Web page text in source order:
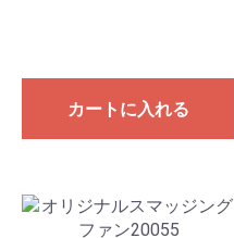
カートに入れる